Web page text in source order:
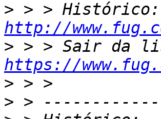
>
http://
>
https://
>
>